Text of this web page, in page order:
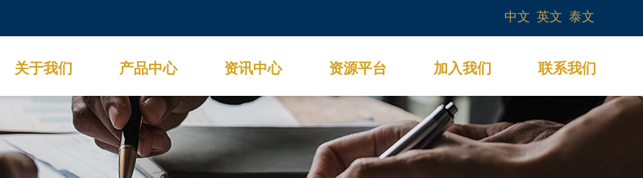
关于我们 产品中心 资讯中心 资源平台 加入我们 联系我们
中文 英文 泰文